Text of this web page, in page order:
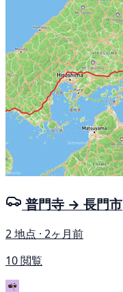
普門寺 → 長門市
2 地点 · 2ヶ月前
10 閲覧